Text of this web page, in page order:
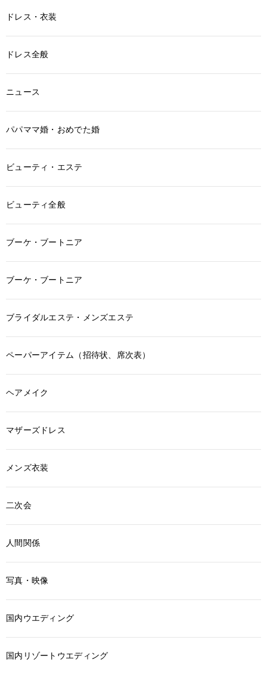
ドレス・衣装
ドレス全般
ニュース
パパママ婚・おめでた婚
ビューティ・エステ
ビューティ全般
ブーケ・ブートニア
ブーケ・ブートニア
ブライダルエステ・メンズエステ
ペーパーアイテム（招待状、席次表）
ヘアメイク
マザーズドレス
メンズ衣装
二次会
人間関係
写真・映像
国内ウエディング
国内リゾートウエディング